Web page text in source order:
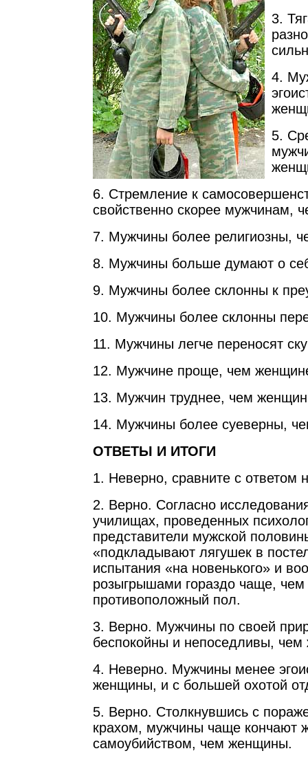
3.
4.
5.
6. Стремление к
свойственно скорее мужчинам,
7. Мужчины более религиозны,
8. Мужчины больше думают о
9. Мужчины более склонны к
10. Мужчины более склонны
11. Мужчины легче переносят
12. Мужчине проще, чем
13. Мужчин труднее, чем
14. Мужчины более суеверны,
ОТВЕТЫ И ИТОГИ
1. Неверно, сравните с ответом
2. Верно. Согласно
училищах, проведенных
представители мужской
«подкладывают лягушек в
испытания «на новенького» и
розыгрышами гораздо чаще,
противоположный пол.
3. Верно. Мужчины по своей
беспокойны и непоседливы,
4. Неверно. Мужчины менее
женщины, и с большей охотой
5. Верно. Столкнувшись с
крахом, мужчины чаще кончают
самоубийством, чем женщины.